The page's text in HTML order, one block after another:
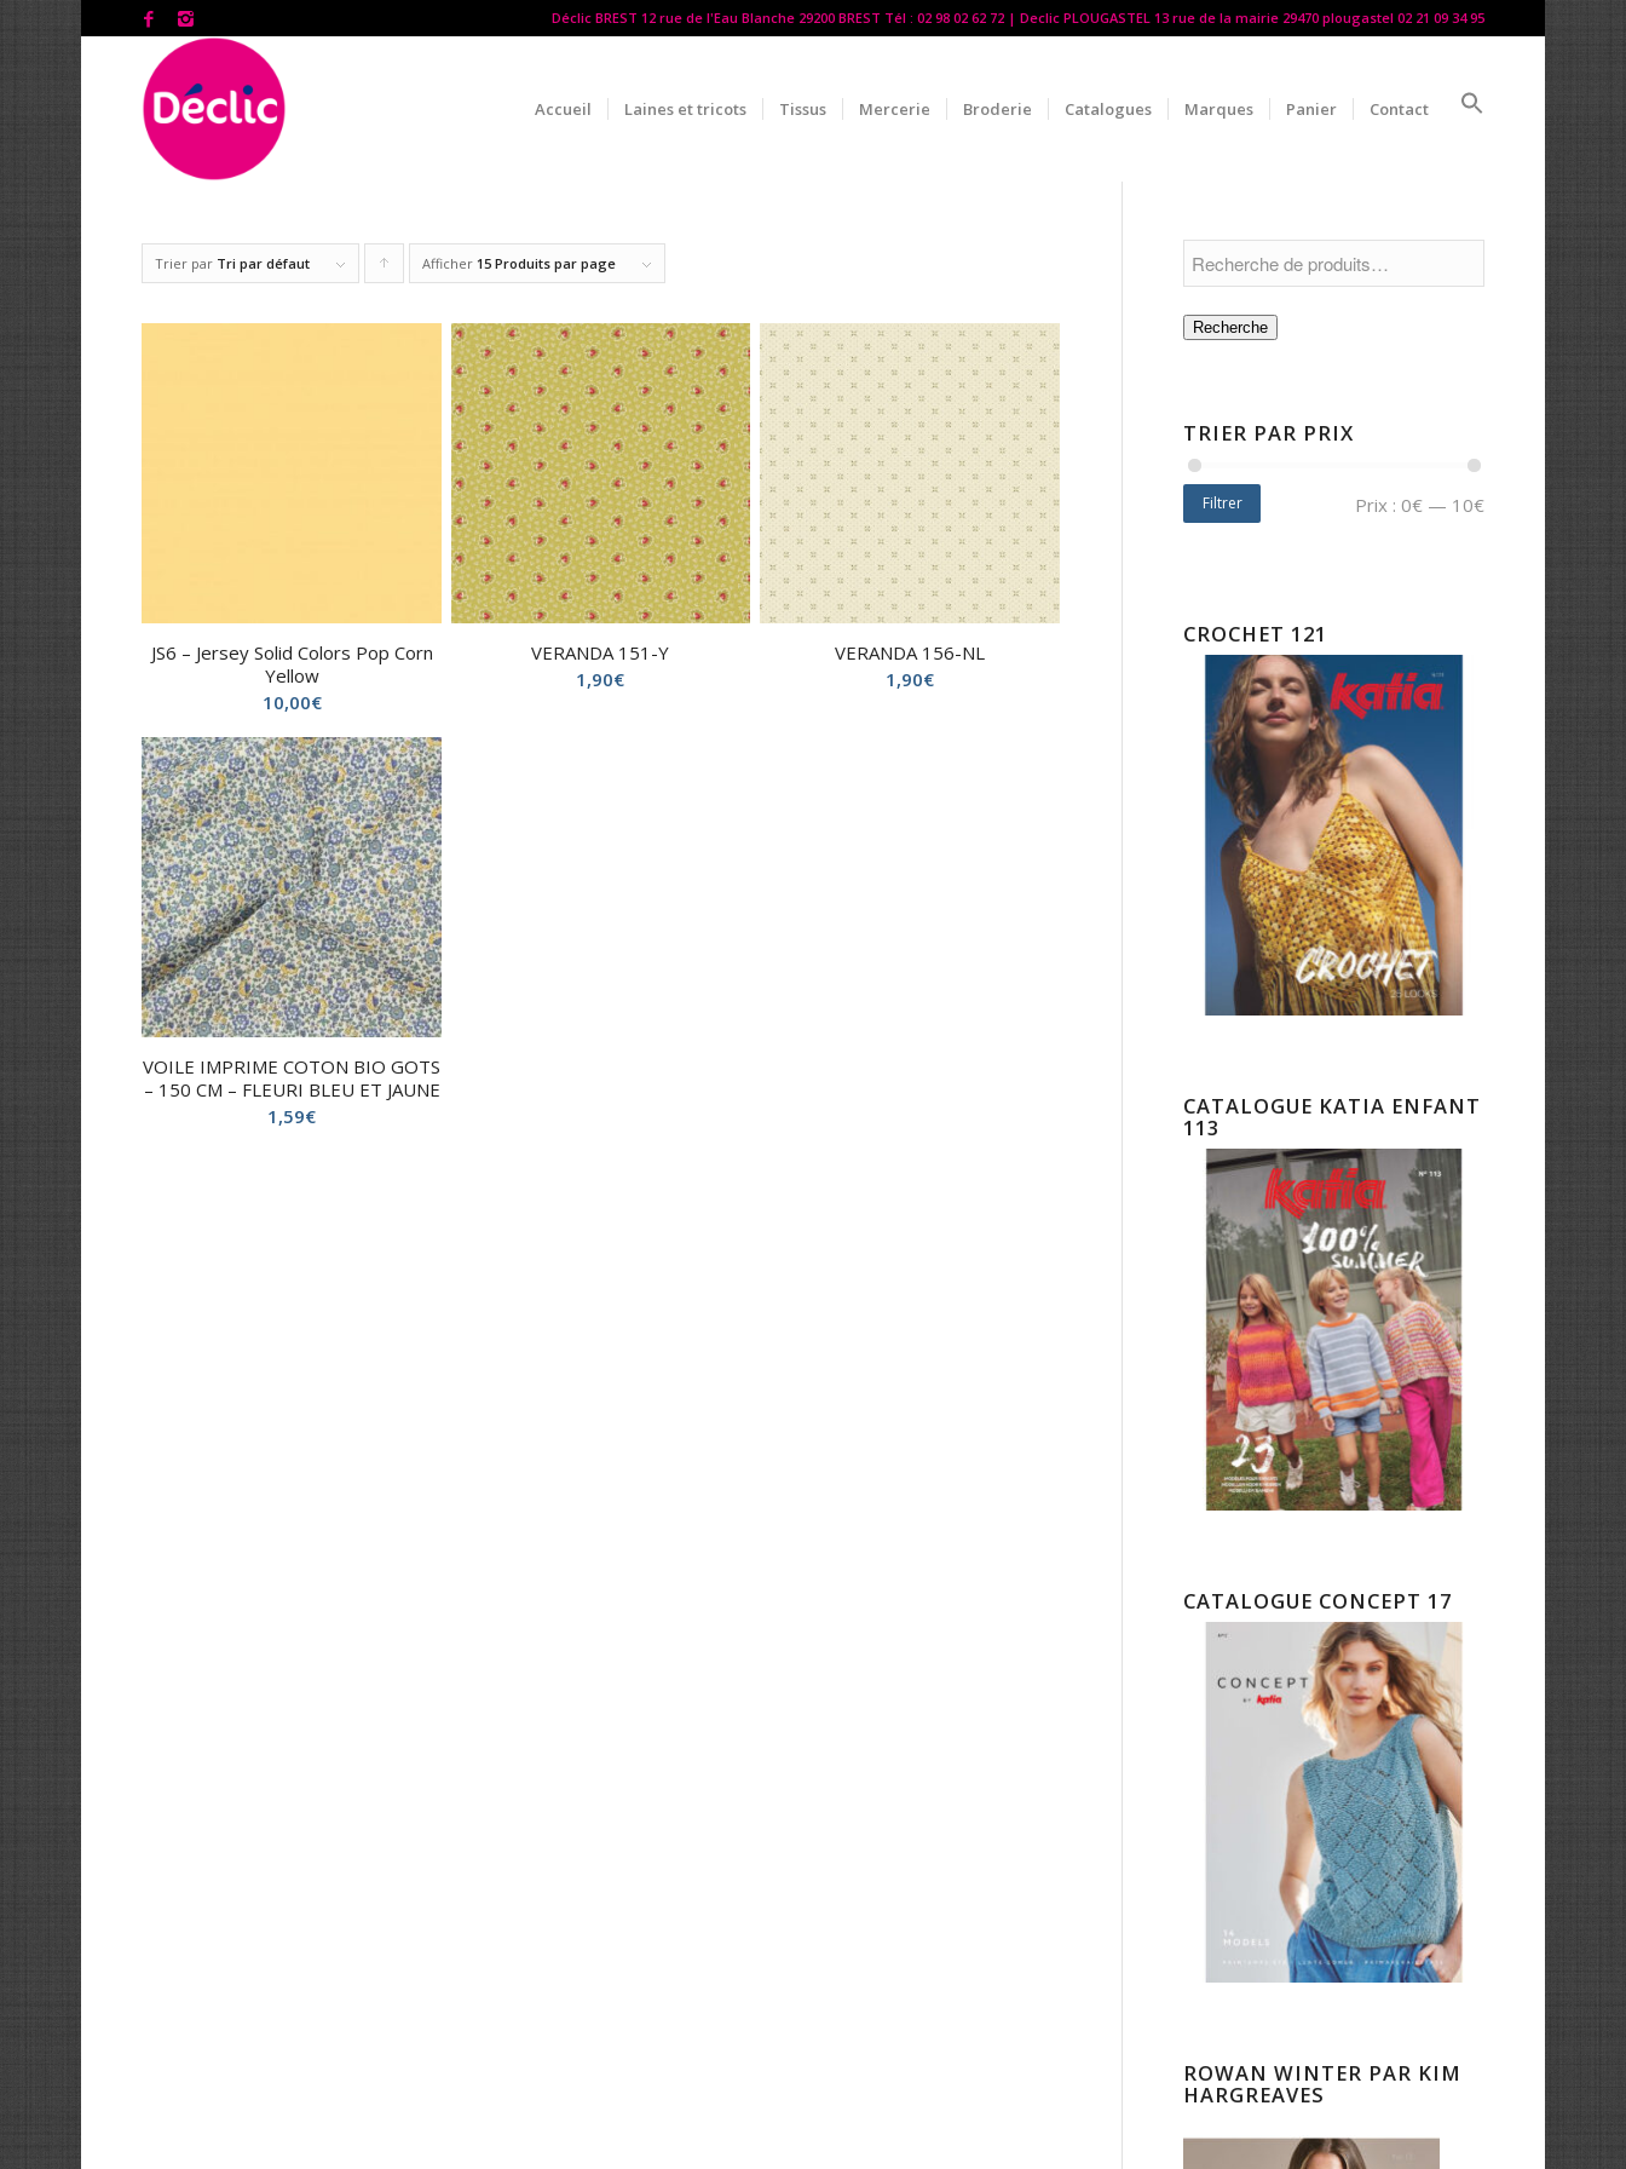
Déclic BREST 12 rue de l'Eau Blanche 29200 BREST Tél : 02 98 02 62 72 | Declic PLOUGASTEL 13 rue de la mairie 29470 plougastel 02 21 09 34 95
Accueil Laines et tricots Tissus Mercerie Broderie Catalogues Marques Panier Contact
Trier par Tri par défaut Cliquer
Afficher 15 Produits par page
JS6 – Jersey Solid Colors Pop Corn
Yellow
10,00€
VERANDA 151-Y
1,90€
VERANDA 156-NL
1,90€
VOILE IMPRIME COTON BIO GOTS
– 150 CM – FLEURI BLEU ET JAUNE
1,59€
Recherche
TRIER PAR PRIX
Filtrer Prix : 0€— 10€
CROCHET 121
CATALOGUE KATIA ENFANT
113
CATALOGUE CONCEPT 17
ROWAN WINTER PAR KIM
HARGREAVES